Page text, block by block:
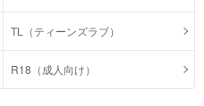
TL（ティーンズラブ）
R18（成人向け）